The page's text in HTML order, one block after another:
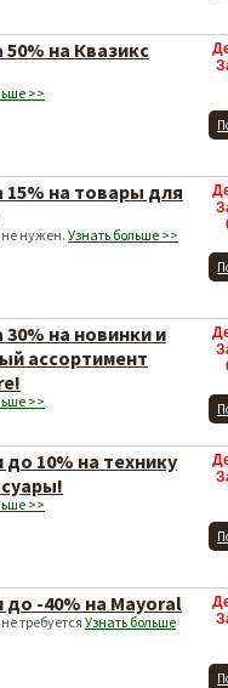
на Квазикс
>>
15% на товары для
нужен.Узнать больше >>
на новинки и
ассортимент
>>
10% на технику
>>
до -40% на Mayoral
требуется Узнать больше